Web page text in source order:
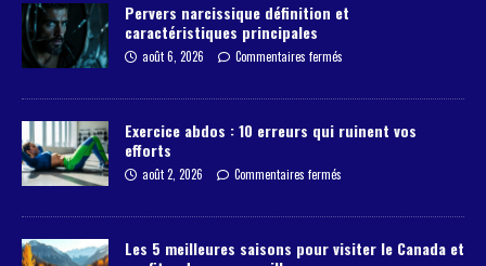
Pervers narcissique définition et
caractéristiques principales
août 6, 2026 Commentaires fermés
Exercice abdos : 10 erreurs qui ruinent vos
efforts
août 2, 2026 Commentaires fermés
Les 5 meilleures saisons pour visiter le Canada et